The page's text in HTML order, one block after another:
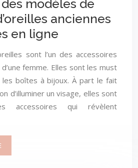
modèles de
anciennes
en ligne
sont l’un des accessoires
femme. Elles sont les must
boîtes à bijoux. À part le fait
d’illuminer un visage, elles sont
accessoires qui révèlent